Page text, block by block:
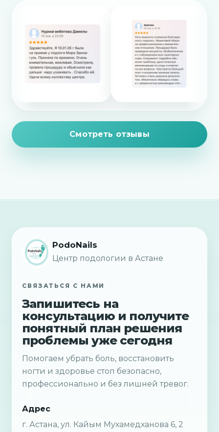
Смотреть отзывы
PodoNails
Центр подологии в Астане
СВЯЗАТЬСЯ С НАМИ
Запишитесь на
консультацию и получите
понятный план решения
проблемы уже сегодня
Помогаем убрать боль, восстановить
ногти и здоровье стоп безопасно,
профессионально и без лишней тревог.
Адрес
г. Астана, ул. Кайым Мухамедханова 6, 2